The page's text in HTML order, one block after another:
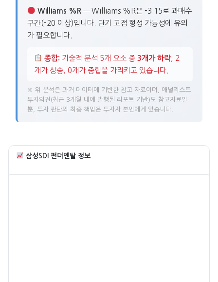
Williams %R — Williams %R은 -3.15로 과매수
구간(-20 이상)입니다. 단기 고점 형성 가능성에 유의
가 필요합니다.
종합: 기술적 분석 5개 요소 중 3개가 하락, 2
개가 상승, 0개가 중립을 가리키고 있습니다.
※ 위 분석은 과거 데이터에 기반한 참고 자료이며, 애널리스트
투자의견(최근 3개월 내에 발행된 리포트 기반)도 참고자료일
뿐, 투자 판단의 최종 책임은 투자자 본인에게 있습니다.
삼성SDI 펀더멘탈 정보